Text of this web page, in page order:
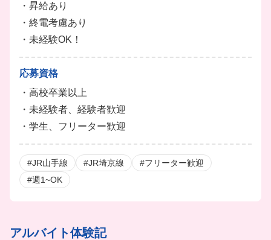
・昇給あり
・終電考慮あり
・未経験OK！
応募資格
・高校卒業以上
・未経験者、経験者歓迎
・学生、フリーター歓迎
#JR山手線 #JR埼京線
#フリーター歓迎
#週1~OK
アルバイト体験記